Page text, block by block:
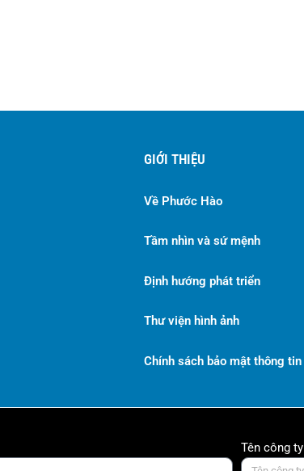
GIỚI THIỆU
Về Phước Hào
Tầm nhìn và sứ mệnh
Định hướng phát triển
Thư viện hình ảnh
Chính sách bảo mật thông tin
Tên công ty